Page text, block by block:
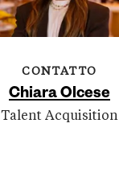
CONTATTO
Chiara Olcese
Talent Acquisition